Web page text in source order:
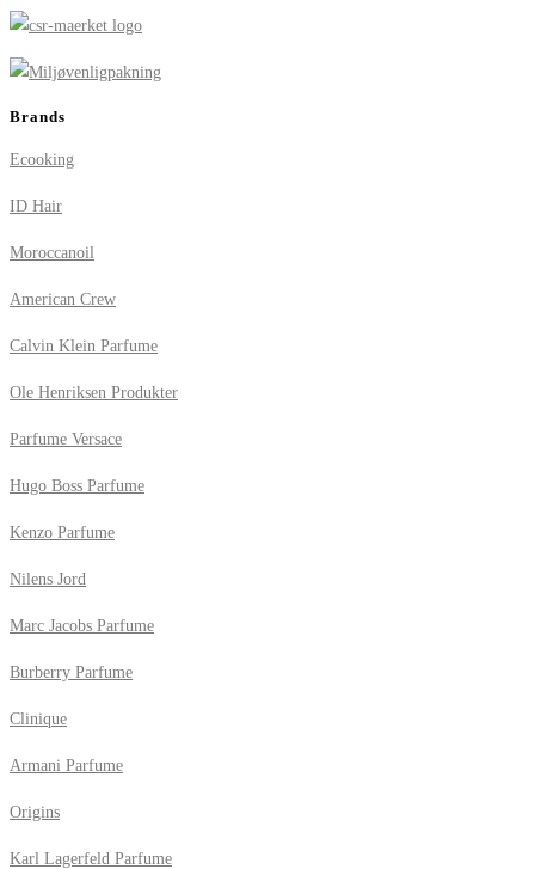
Brands
Ecooking
ID Hair
Moroccanoil
American Crew
Calvin Klein Parfume
Ole Henriksen Produkter
Parfume Versace
Hugo Boss Parfume
Kenzo Parfume
Nilens Jord
Marc Jacobs Parfume
Burberry Parfume
Clinique
Armani Parfume
Origins
Karl Lagerfeld Parfume